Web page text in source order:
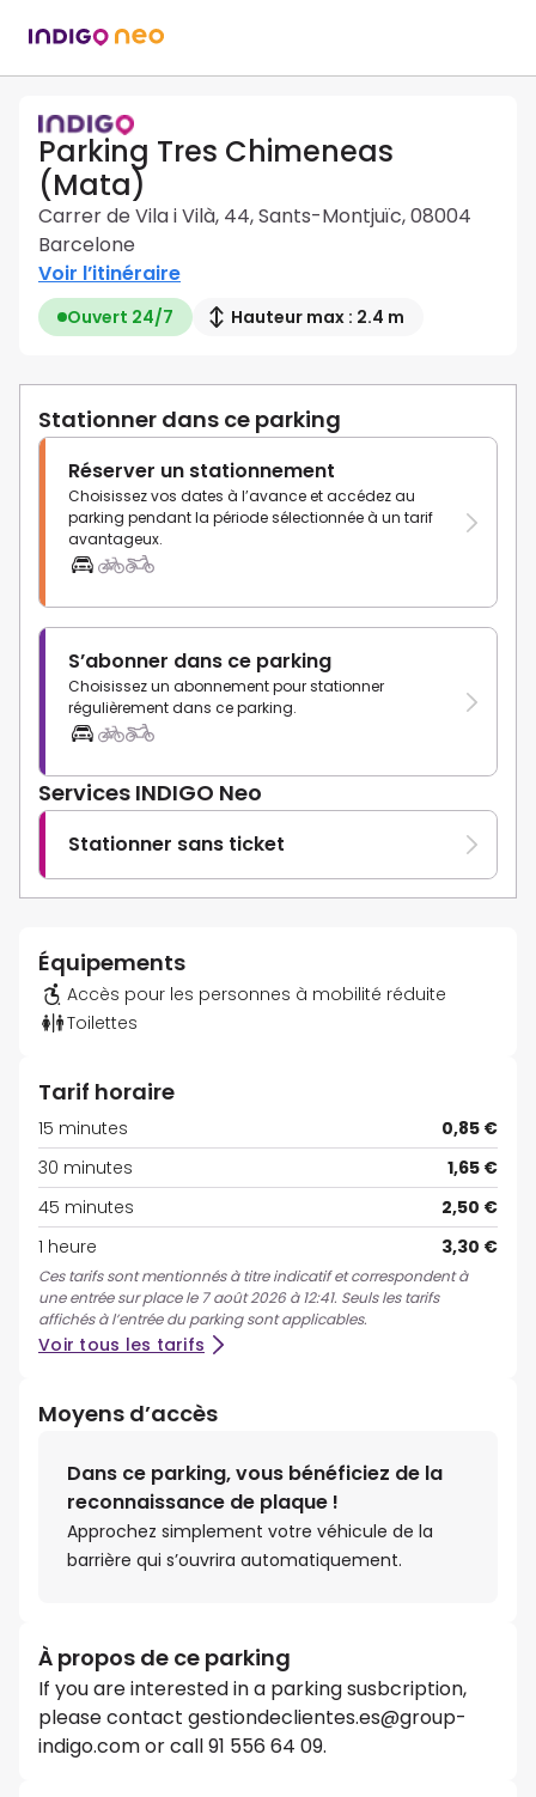
Parking Tres Chimeneas
(Mata)
Carrer de Vila i Vilà, 44, Sants-Montjuïc, 08004
Barcelone
Voir l’itinéraire
Ouvert 24/7 Hauteur max : 2.4 m
Stationner dans ce parking
Réserver un stationnement
Choisissez vos dates à l’avance et accédez au
parking pendant la période sélectionnée à un tarif
avantageux.
S’abonner dans ce parking
Choisissez un abonnement pour stationner
régulièrement dans ce parking.
Services INDIGO Neo
Stationner sans ticket
Équipements
Accès pour les personnes à mobilité réduite
Toilettes
Tarif horaire
15 minutes
0,85 €
30 minutes
1,65 €
45 minutes
2,50 €
1 heure
3,30 €
Ces tarifs sont mentionnés à titre indicatif et correspondent à
une entrée sur place le 7 août 2026 à 12:41. Seuls les tarifs
affichés à l’entrée du parking sont applicables.
Voir tous les tarifs
Moyens d’accès
Dans ce parking, vous bénéficiez de la
reconnaissance de plaque !
Approchez simplement votre véhicule de la
barrière qui s’ouvrira automatiquement.
À propos de ce parking
If you are interested in a parking susbcription,
please contact gestiondeclientes.es@group-
indigo.com or call 91 556 64 09.